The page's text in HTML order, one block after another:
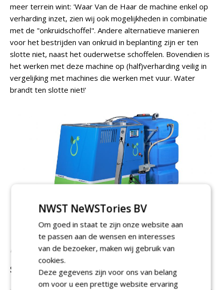
meer terrein wint: 'Waar Van de Haar de machine enkel op
verharding inzet, zien wij ook mogelijkheden in combinatie
met de "onkruidschoffel". Andere alternatieve manieren
voor het bestrijden van onkruid in beplanting zijn er ten
slotte niet, naast het ouderwetse schoffelen. Bovendien is
het werken met deze machine op (half)verharding veilig in
vergelijking met machines die werken met vuur. Water
brandt ten slotte niet!'
De elektrisch werkende unit staat op een stevig frame.
Specificaties Weedmaster eL
kokendheet water
NWST NeWSTories BV
Om goed in staat te zijn onze website aan
te passen aan de wensen en interesses
van de bezoeker, maken wij gebruik van
cookies.
Deze gegevens zijn voor ons van belang
om voor u een prettige website ervaring